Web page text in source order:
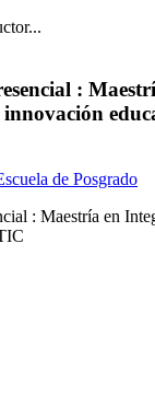
:
de Posgrado
: Maestría en